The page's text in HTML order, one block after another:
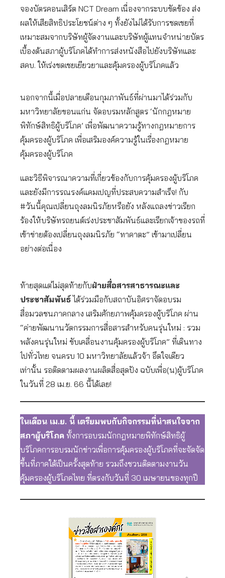
จองบัตรคอนเสิร์ต NCT Dream เนื่องจากระบบขัดข้อง ส่ง
ผลให้เสียสิทธิประโยชน์ต่าง ๆ ทั้งยังไม่ได้รับการชดเชยที่
เหมาะสมจากบริษัทผู้จัดงานและบริษัทผู้แทนจำหน่ายบัตร
เบื้องต้นสภาผู้บริโภคได้ทำการส่งหนังสือไปยังบริษัทและ
สคบ. ให้เร่งชดเชยเยียวยาและคุ้มครองผู้บริโภคแล้ว
นอกจากนี้เมื่อปลายเดือนกุมภาพันธ์ที่ผ่านมาได้ร่วมกับ
มหาวิทยาลัยขอนแก่น จัดอบรมหลักสูตร ‘นักกฎหมาย
พิทักษ์สิทธิผู้บริโภค’ เพื่อพัฒนาความรู้ทางกฎหมายการ
คุ้มครองผู้บริโภค เพื่อเสริมองค์ความรู้ในเรื่องกฎหมาย
คุ้มครองผู้บริโภค
และวิธีพิจารณาความที่เกี่ยวข้องกับการคุ้มครองผู้บริโภค
และยังมีการรณรงค์แคมเปญที่ประสบความสำเร็จ! กับ
#วันนี้คุณเปลี่ยนถุงลมนิรภัยหรือยัง หลังแถลงข่าวเรียก
ร้องให้บริษัทรถยนต์เร่งประชาสัมพันธ์และเรียกเจ้าของรถที่
เข้าข่ายต้องเปลี่ยนถุงลมนิรภัย “ทาคาตะ” เข้ามาเปลี่ยน
อย่างต่อเนื่อง
ท้ายสุดแต่ไม่สุดท้ายกับฝ่ายสื่อสารสาธารณะและ
ประชาสัมพันธ์ได้ร่วมมือกับสถาบันอิศราจัดอบรม
สื่อมวลชนภาคกลาง เสริมศักยภาพคุ้มครองผู้บริโภค ผ่าน
“ค่ายพัฒนานวัตกรรมการสื่อสารสำหรับคนรุ่นใหม่ : รวม
พลังคนรุ่นใหม่ ขับเคลื่อนงานคุ้มครองผู้บริโภค” ที่เดินทาง
ไปทั่วไทย จนครบ 10 มหาวิทยาลัยแล้วจ้า อึดใจเดียว
เท่านั้น รอติดตามผลงานผลิตสื่อสุดปัง ฉบับเพื่อ(น)ผู้บริโภค
ในวันที่ 28 เม.ย. 66 นี้ได้เลย!
ในเดือน เม.ย. นี้ เตรียมพบกับกิจกรรมที่น่าสนใจจาก
สภาผู้บริโภค ทั้งการอบรมนักกฎหมายพิทักษ์สิทธิผู้
บริโภคการอบรมนักข่าวเพื่อการคุ้มครองผู้บริโภคที่จะจัดจัด
ขึ้นที่ภาคใต้เป็นครั้งสุดท้าย รวมถึงชวนติดตามงานวัน
คุ้มครองผู้บริโภคไทย ที่ตรงกับวันที่ 30 เมษายนของทุกปี